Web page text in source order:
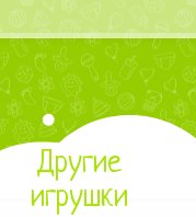
Другие
игрушки